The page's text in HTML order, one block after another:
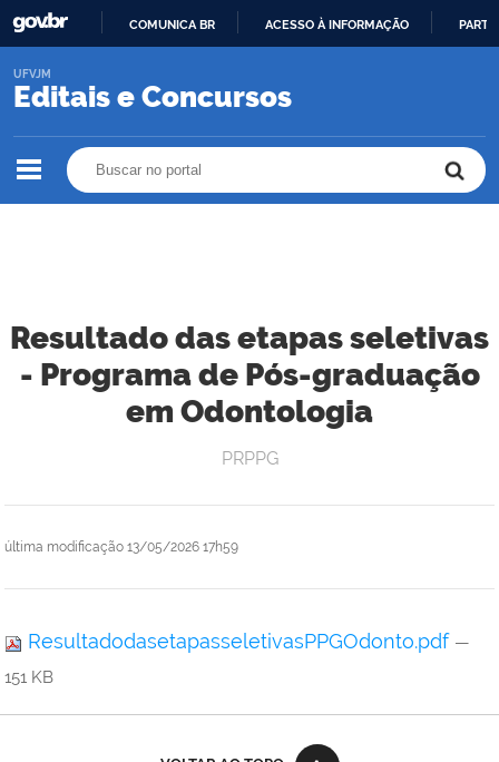
O
COMUNICA BR ACESSO À INFORMAÇÃO
Editais e Concursos
UFVJM
Resultado das etapas seletivas
- Programa de Pós-graduação
em Odontologia
última modificação 13/05/2026 17h59
PRPPG
ResultadodasetapasseletivasPPGOdonto.pdf —
151 KB